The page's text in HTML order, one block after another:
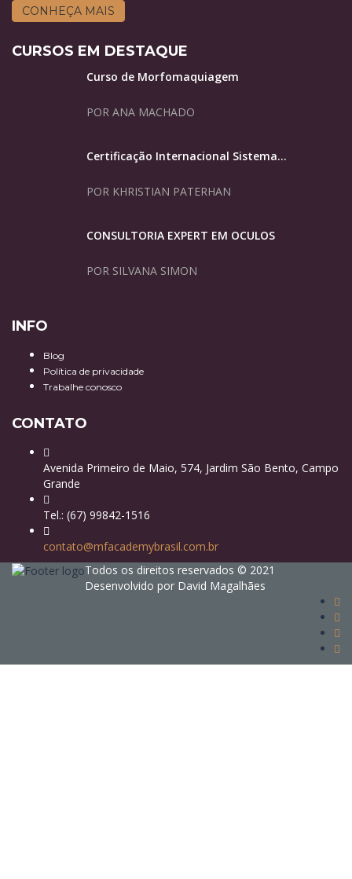
CONHEÇA MAIS
CURSOS EM DESTAQUE
Curso de Morfomaquiagem
POR ANA MACHADO
Certificação Internacional Sistema...
POR KHRISTIAN PATERHAN
CONSULTORIA EXPERT EM ÓCULOS
POR SILVANA SIMON
INFO
Blog
Política de privacidade
Trabalhe conosco
CONTATO
Avenida Primeiro de Maio, 574, Jardim São Bento, Campo
Grande
Tel.: (67) 99842-1516
contato@mfacademybrasil.com.br
Todos os direitos reservados © 2021
Desenvolvido por David Magalhães